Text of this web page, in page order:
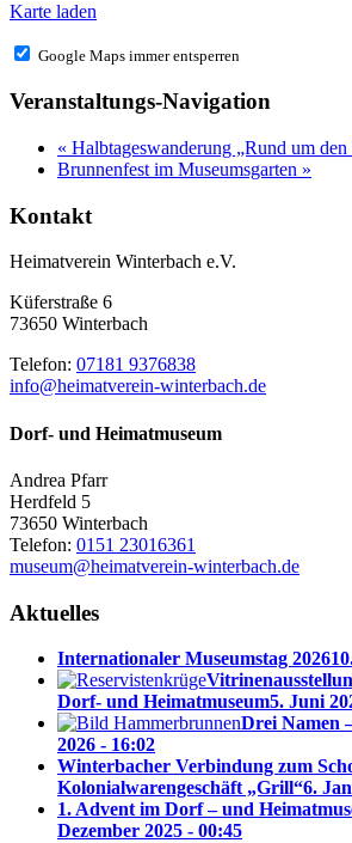
Karte laden
Google Maps immer entsperren
Veranstaltungs-Navigation
« Halbtageswanderung „Rund um den
Brunnenfest im Museumsgarten »
Kontakt
Heimatverein Winterbach e.V.
Küferstraße 6
73650 Winterbach
Telefon: 07181 9376838
info@heimatverein-winterbach.de
Dorf- und Heimatmuseum
Andrea Pfarr
Herdfeld 5
73650 Winterbach
Telefon: 0151 23016361
museum@heimatverein-winterbach.de
Aktuelles
Internationaler Museumstag 2026
Dorf- und Heimatmuseum5. Juni
Drei Namen
2026 - 16:02
Winterbacher Verbindung zum
Kolonialwarengeschäft „Grill“6.
1. Advent im Dorf – und
Dezember 2025 - 00:45